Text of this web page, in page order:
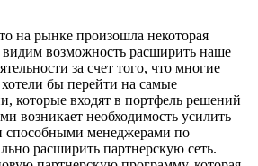
на рынке произошла некоторая
видим возможность расширить наше
за счет того, что многие
бы перейти на самые
которые входят в портфель решений
возникает необходимость усилить
менеджерами по
расширить партнерскую сеть.